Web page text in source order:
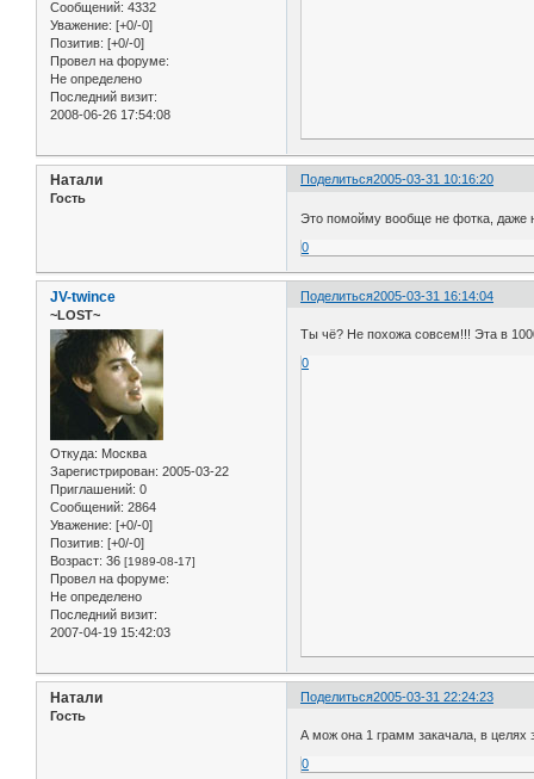
Сообщений: 4332
Уважение: [+0/-0]
Позитив: [+0/-0]
Провел на форуме:
Не определено
Последний визит:
2008-06-26 17:54:08
Поделиться2005-03-31 10:16:20
Натали
Гость
Это помойму вообще не фотка, даже
0
Поделиться2005-03-31 16:14:04
JV-twince
~LOST~
Откуда: Москва
Зарегистрирован: 2005-03-22
Приглашений: 0
Сообщений: 2864
Уважение: [+0/-0]
Позитив: [+0/-0]
Возраст: 36 [1989-08-17]
Провел на форуме:
Не определено
Последний визит:
2007-04-19 15:42:03
Ты чё? Не похожа совсем!!! Эта в
0
Поделиться2005-03-31 22:24:23
Натали
Гость
А мож она 1 грамм закачала, в целях
0